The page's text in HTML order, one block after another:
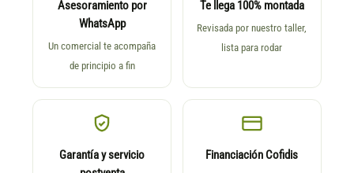
Asesoramiento por
WhatsApp
Un comercial te acompaña
de principio a fin
Te llega 100% montada
Revisada por nuestro taller,
lista para rodar
Garantía y servicio
Financiación Cofidis